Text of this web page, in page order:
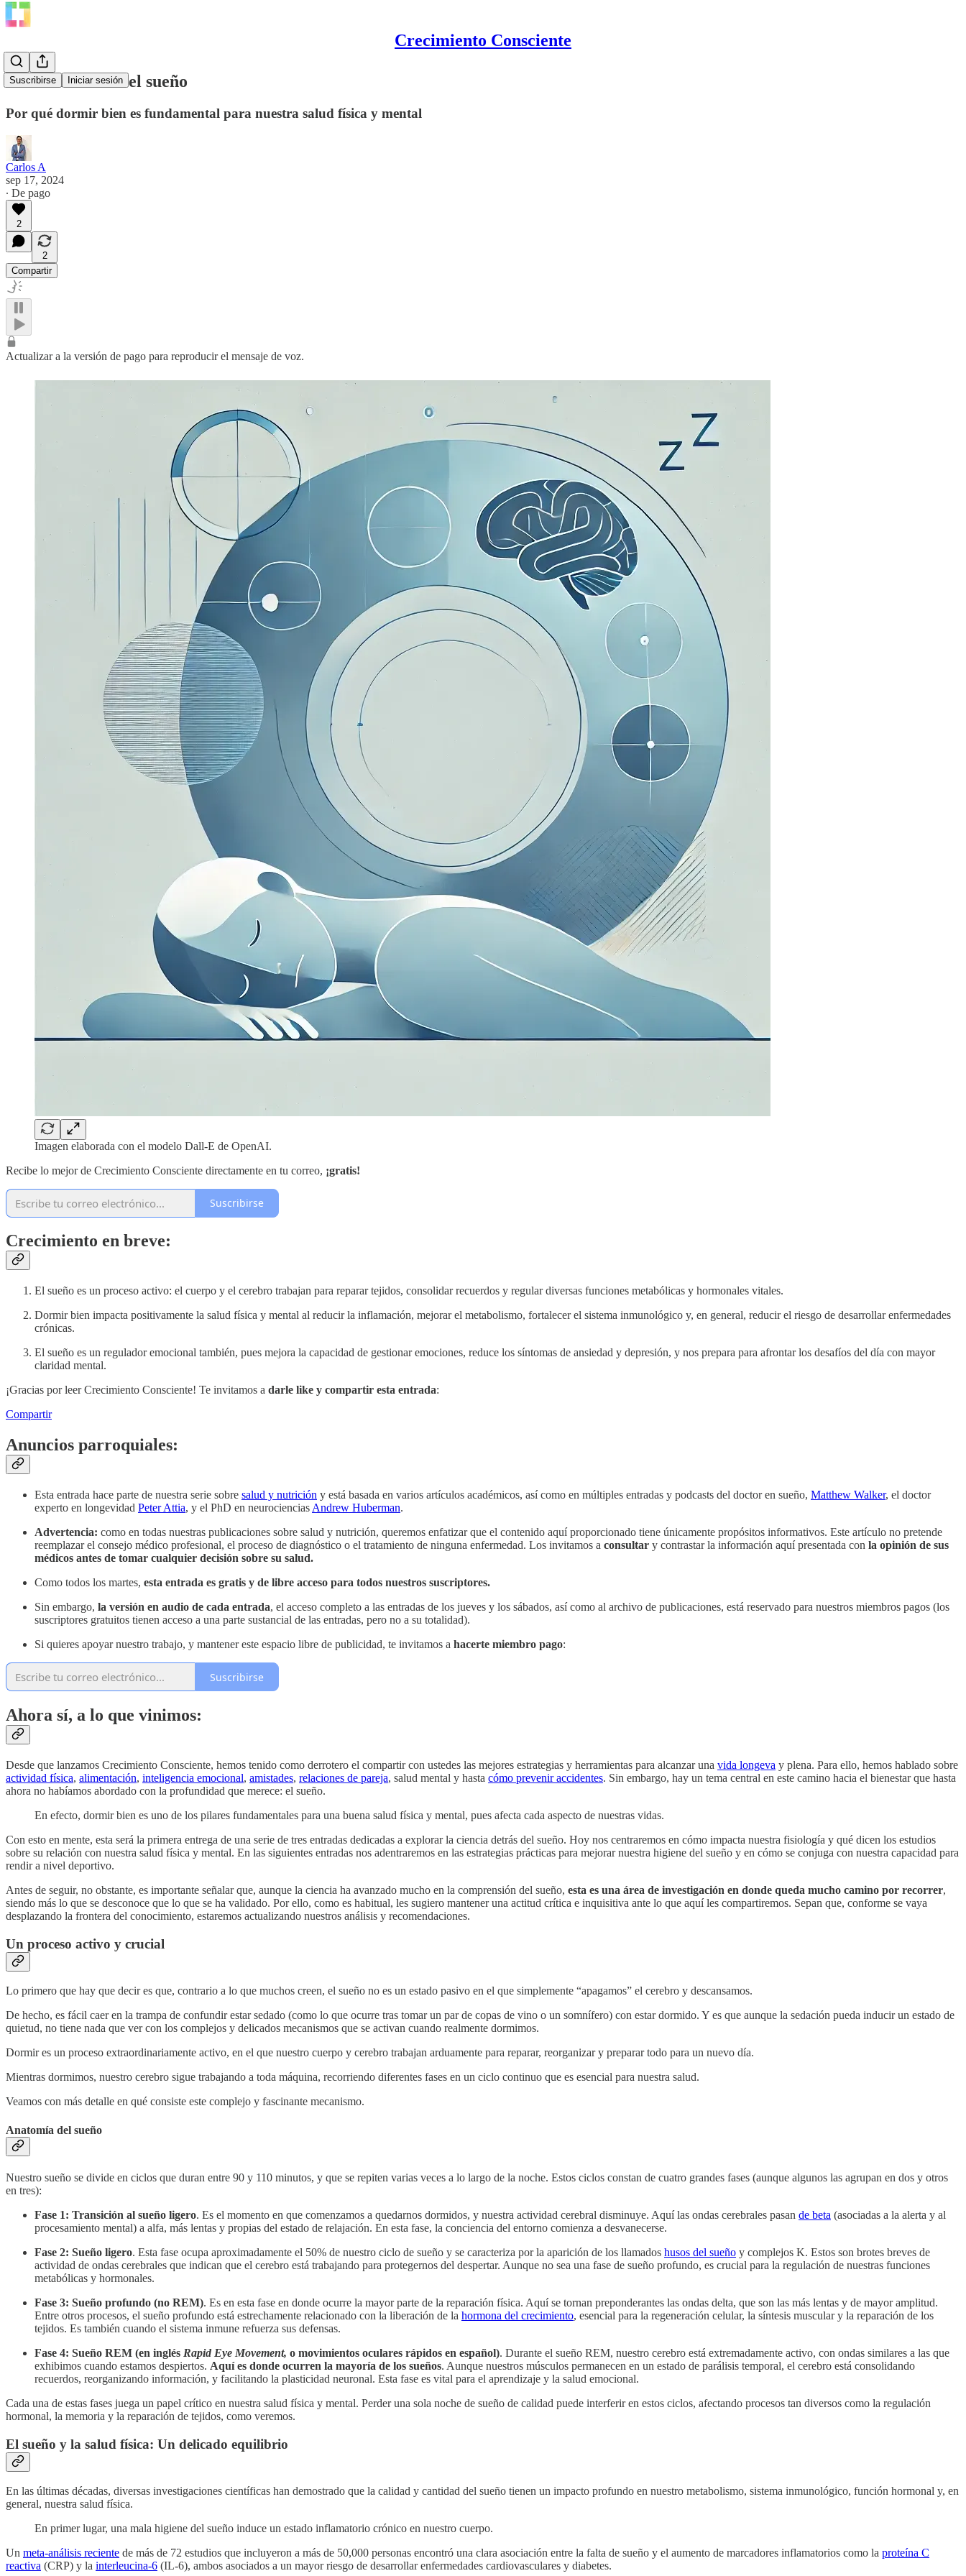
Crecimiento Consciente
Suscribirse Iniciar sesión
Hablemos sobre el sueño
Por qué dormir bien es fundamental para nuestra salud física y mental
Carlos A
sep 17, 2024
∙ De pago
2
2
Compartir
Actualizar a la versión de pago para reproducir el mensaje de voz.
Imagen elaborada con el modelo Dall-E de OpenAI.
Recibe lo mejor de Crecimiento Consciente directamente en tu correo, ¡gratis!
Suscribirse
Crecimiento en breve:
El sueño es un proceso activo: el cuerpo y el cerebro trabajan para reparar tejidos, consolidar recuerdos y regular diversas funciones metabólicas y hormonales vitales.
Dormir bien impacta positivamente la salud física y mental al reducir la inflamación, mejorar el metabolismo, fortalecer el sistema inmunológico y, en general, reducir el riesgo de desarrollar enfermedades
crónicas.
El sueño es un regulador emocional también, pues mejora la capacidad de gestionar emociones, reduce los síntomas de ansiedad y depresión, y nos prepara para afrontar los desafíos del día con mayor
claridad mental.
¡Gracias por leer Crecimiento Consciente! Te invitamos a darle like y compartir esta entrada:
Compartir
Anuncios parroquiales:
Esta entrada hace parte de nuestra serie sobre salud y nutrición y está basada en varios artículos académicos, así como en múltiples entradas y podcasts del doctor en sueño, Matthew Walker, el doctor
experto en longevidad Peter Attia, y el PhD en neurociencias Andrew Huberman.
Advertencia: como en todas nuestras publicaciones sobre salud y nutrición, queremos enfatizar que el contenido aquí proporcionado tiene únicamente propósitos informativos. Este artículo no pretende
reemplazar el consejo médico profesional, el proceso de diagnóstico o el tratamiento de ninguna enfermedad. Los invitamos a consultar y contrastar la información aquí presentada con la opinión de sus
médicos antes de tomar cualquier decisión sobre su salud.
Como todos los martes, esta entrada es gratis y de libre acceso para todos nuestros suscriptores.
Sin embargo, la versión en audio de cada entrada, el acceso completo a las entradas de los jueves y los sábados, así como al archivo de publicaciones, está reservado para nuestros miembros pagos (los
suscriptores gratuitos tienen acceso a una parte sustancial de las entradas, pero no a su totalidad).
Si quieres apoyar nuestro trabajo, y mantener este espacio libre de publicidad, te invitamos a hacerte miembro pago:
Suscribirse
Ahora sí, a lo que vinimos:
Desde que lanzamos Crecimiento Consciente, hemos tenido como derrotero el compartir con ustedes las mejores estrategias y herramientas para alcanzar una vida longeva y plena. Para ello, hemos hablado sobre
actividad física, alimentación, inteligencia emocional, amistades, relaciones de pareja, salud mental y hasta cómo prevenir accidentes. Sin embargo, hay un tema central en este camino hacia el bienestar que hasta
ahora no habíamos abordado con la profundidad que merece: el sueño.
En efecto, dormir bien es uno de los pilares fundamentales para una buena salud física y mental, pues afecta cada aspecto de nuestras vidas.
Con esto en mente, esta será la primera entrega de una serie de tres entradas dedicadas a explorar la ciencia detrás del sueño. Hoy nos centraremos en cómo impacta nuestra fisiología y qué dicen los estudios
sobre su relación con nuestra salud física y mental. En las siguientes entradas nos adentraremos en las estrategias prácticas para mejorar nuestra higiene del sueño y en cómo se conjuga con nuestra capacidad para
rendir a nivel deportivo.
Antes de seguir, no obstante, es importante señalar que, aunque la ciencia ha avanzado mucho en la comprensión del sueño, esta es una área de investigación en donde queda mucho camino por recorrer,
siendo más lo que se desconoce que lo que se ha validado. Por ello, como es habitual, les sugiero mantener una actitud crítica e inquisitiva ante lo que aquí les compartiremos. Sepan que, conforme se vaya
desplazando la frontera del conocimiento, estaremos actualizando nuestros análisis y recomendaciones.
Un proceso activo y crucial
Lo primero que hay que decir es que, contrario a lo que muchos creen, el sueño no es un estado pasivo en el que simplemente “apagamos” el cerebro y descansamos.
De hecho, es fácil caer en la trampa de confundir estar sedado (como lo que ocurre tras tomar un par de copas de vino o un somnífero) con estar dormido. Y es que aunque la sedación pueda inducir un estado de
quietud, no tiene nada que ver con los complejos y delicados mecanismos que se activan cuando realmente dormimos.
Dormir es un proceso extraordinariamente activo, en el que nuestro cuerpo y cerebro trabajan arduamente para reparar, reorganizar y preparar todo para un nuevo día.
Mientras dormimos, nuestro cerebro sigue trabajando a toda máquina, recorriendo diferentes fases en un ciclo continuo que es esencial para nuestra salud.
Veamos con más detalle en qué consiste este complejo y fascinante mecanismo.
Anatomía del sueño
Nuestro sueño se divide en ciclos que duran entre 90 y 110 minutos, y que se repiten varias veces a lo largo de la noche. Estos ciclos constan de cuatro grandes fases (aunque algunos las agrupan en dos y otros
en tres):
Fase 1: Transición al sueño ligero. Es el momento en que comenzamos a quedarnos dormidos, y nuestra actividad cerebral disminuye. Aquí las ondas cerebrales pasan de beta (asociadas a la alerta y al
procesamiento mental) a alfa, más lentas y propias del estado de relajación. En esta fase, la conciencia del entorno comienza a desvanecerse.
Fase 2: Sueño ligero. Esta fase ocupa aproximadamente el 50% de nuestro ciclo de sueño y se caracteriza por la aparición de los llamados husos del sueño y complejos K. Estos son brotes breves de
actividad de ondas cerebrales que indican que el cerebro está trabajando para protegernos del despertar. Aunque no sea una fase de sueño profundo, es crucial para la regulación de nuestras funciones
metabólicas y hormonales.
Fase 3: Sueño profundo (no REM). Es en esta fase en donde ocurre la mayor parte de la reparación física. Aquí se tornan preponderantes las ondas delta, que son las más lentas y de mayor amplitud.
Entre otros procesos, el sueño profundo está estrechamente relacionado con la liberación de la hormona del crecimiento, esencial para la regeneración celular, la síntesis muscular y la reparación de los
tejidos. Es también cuando el sistema inmune refuerza sus defensas.
Fase 4: Sueño REM (en inglés Rapid Eye Movement, o movimientos oculares rápidos en español). Durante el sueño REM, nuestro cerebro está extremadamente activo, con ondas similares a las que
exhibimos cuando estamos despiertos. Aquí es donde ocurren la mayoría de los sueños. Aunque nuestros músculos permanecen en un estado de parálisis temporal, el cerebro está consolidando
recuerdos, reorganizando información, y facilitando la plasticidad neuronal. Esta fase es vital para el aprendizaje y la salud emocional.
Cada una de estas fases juega un papel crítico en nuestra salud física y mental. Perder una sola noche de sueño de calidad puede interferir en estos ciclos, afectando procesos tan diversos como la regulación
hormonal, la memoria y la reparación de tejidos, como veremos.
El sueño y la salud física: Un delicado equilibrio
En las últimas décadas, diversas investigaciones científicas han demostrado que la calidad y cantidad del sueño tienen un impacto profundo en nuestro metabolismo, sistema inmunológico, función hormonal y, en
general, nuestra salud física.
En primer lugar, una mala higiene del sueño induce un estado inflamatorio crónico en nuestro cuerpo.
Un meta-análisis reciente de más de 72 estudios que incluyeron a más de 50,000 personas encontró una clara asociación entre la falta de sueño y el aumento de marcadores inflamatorios como la proteína C
reactiva (CRP) y la interleucina-6 (IL-6), ambos asociados a un mayor riesgo de desarrollar enfermedades cardiovasculares y diabetes.